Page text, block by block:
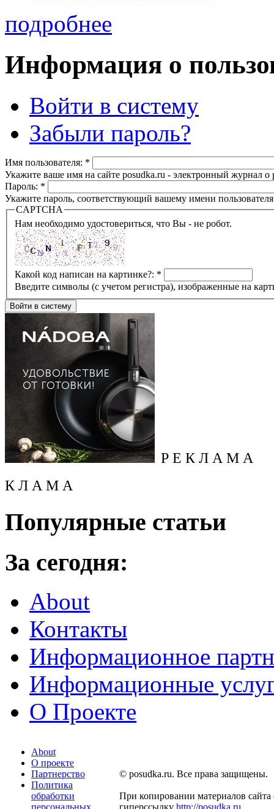
подробнее
Информация о
Войти в систему
Забыли пароль?
Имя пользователя: *
Укажите ваше имя на сайте posudka.ru - электронный журнал
Пароль: *
Укажите пароль, соответствующий вашему имени
CAPTCHA
Нам необходимо удостовериться, что Вы - не робот.
Какой код написан на картинке?: *
Введите символы (с учетом регистра), изображенные на
Р Е К Л А М А
К Л А М А
Популярные статьи
За сегодня:
About
Контакты
Информационное
Информационные
О Проекте
About
О проекте
Партнерство
Политика
обработки
© posudka.ru. Все права защищены.
При копировании материалов сайта